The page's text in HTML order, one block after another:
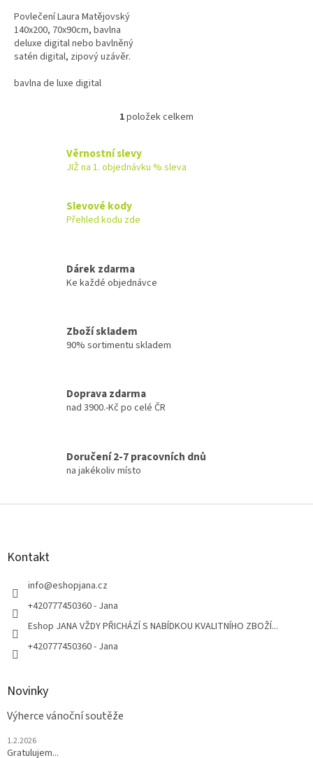
5
hvězdiček.
Povlečení Laura Matějovský
140x200, 70x90cm, bavlna
deluxe digital nebo bavlněný
satén digital, zipový uzávěr.
...
bavlna de luxe digital
O
á
y
s
1položek celkem
Věrnostní slevy
JIŽ na 1. objednávku % sleva
Slevové kody
Přehled kodu zde
Dárek zdarma
Ke každé objednávce
Zboží skladem
90% sortimentu skladem
Doprava zdarma
nad 3900.-Kč po celé ČR
Doručení 2-7 pracovních dnů
na jakékoliv místo
Z
Kontakt
info@eshopjana.cz
+420777450360 - Jana
Eshop JANA VŽDY PŘICHÁZÍ S NABÍDKOU KVALITNÍHO ZBOŽÍ...
+420777450360 - Jana
Novinky
Výherce vánoční soutěže
1.2.2026
Gratulujem...